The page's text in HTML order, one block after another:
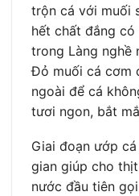
trộn cá với muối
hết chất đắng
trong Làng nghề
Đỏ muối cá cơm
ngoài để cá
tươi ngon, bắt
Giai đoạn ướp
gian giúp cho
nước đầu tiên